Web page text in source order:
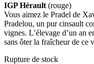
IGP Hérault (rouge)
Vous aimez le Pradel de
Pradelou, un pur cinsault
vignes. L’élevage d’un an
sans ôter la fraîcheur de ce
Rupture de stock